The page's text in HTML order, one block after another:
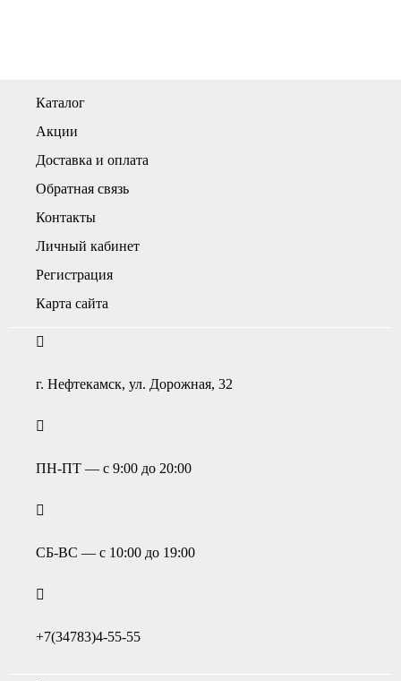
Каталог
Акции
Доставка и оплата
Обратная связь
Контакты
Личный кабинет
Регистрация
Карта сайта
г. Нефтекамск, ул. Дорожная, 32
ПН-ПТ — с 9:00 до 20:00
СБ-ВС — с 10:00 до 19:00
+7(34783)4-55-55